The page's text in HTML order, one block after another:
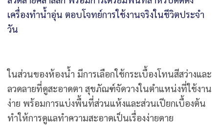
ในส่วนของห้องน้ำ มีการเลือกใช้กระเบื้องโทนสีสว่างและ
ลวดลายที่ดูสะอาดตา สุขภัณฑ์จัดวางในตำแหน่งที่ใช้งาน
ง่าย พร้อมการแบ่งพื้นที่ส่วนแห้งและส่วนเปียกเบื้องต้น
ทำให้การดูแลทำความสะอาดเป็นเรื่องง่ายดาย